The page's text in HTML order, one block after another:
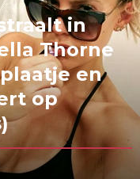
in
Thorne
en
op